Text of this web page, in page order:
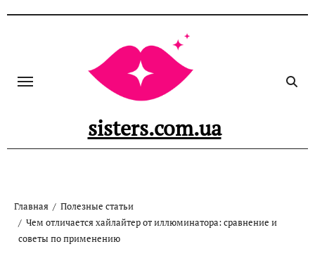
sisters.com.ua
Главная
Полезные статьи
Чем отличается хайлайтер от иллюминатора: сравнение и
советы по применению